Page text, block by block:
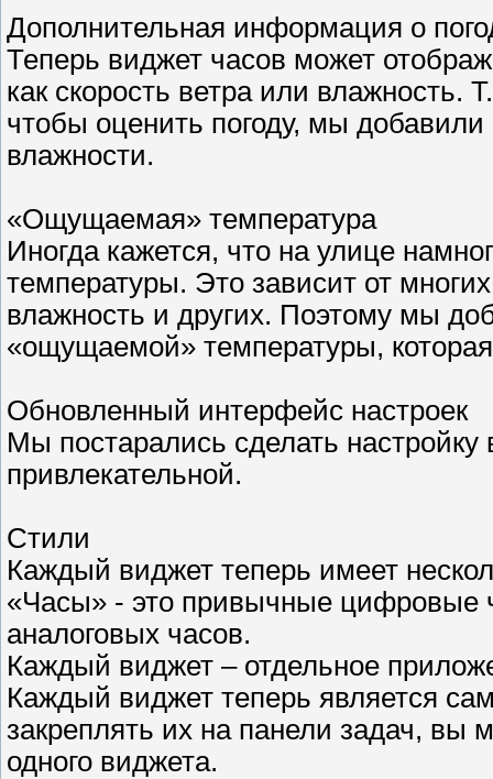
Дополнительная информация о
Теперь виджет часов может
как скорость ветра или влажность.
чтобы оценить погоду, мы
влажности.
«Ощущаемая» температура
Иногда кажется, что на улице
температуры. Это зависит от
влажность и других. Поэтому мы
«ощущаемой» температуры,
Обновленный интерфейс настроек
Мы постарались сделать
привлекательной.
Стили
Каждый виджет теперь имеет
«Часы» - это привычные цифровые
аналоговых часов.
Каждый виджет – отдельное
Каждый виджет теперь является
закреплять их на панели задач, вы
одного виджета.